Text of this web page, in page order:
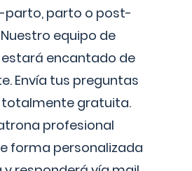
parto, parto o post-
equipo de
encantado de
Envía tus preguntas
gratuita.
profesional
forma personalizada